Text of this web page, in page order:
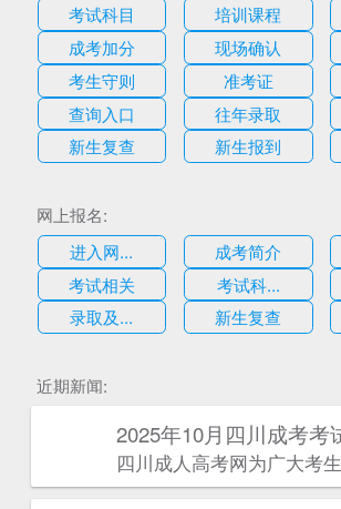
考试科目
培训课程
成考加分
现场确认
考生守则
准考证
查询入口
往年录取
新生复查
新生报到
网上报名:
进入网...
成考简介
考试相关
考试科...
录取及...
新生复查
近期新闻:
2025年10月四川成考考